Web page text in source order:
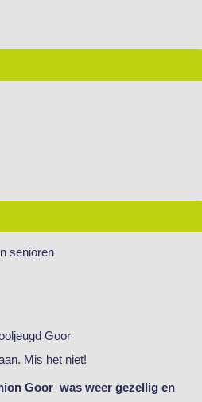
senioren
Goor
Mis het niet!
Goor was weer gezellig en